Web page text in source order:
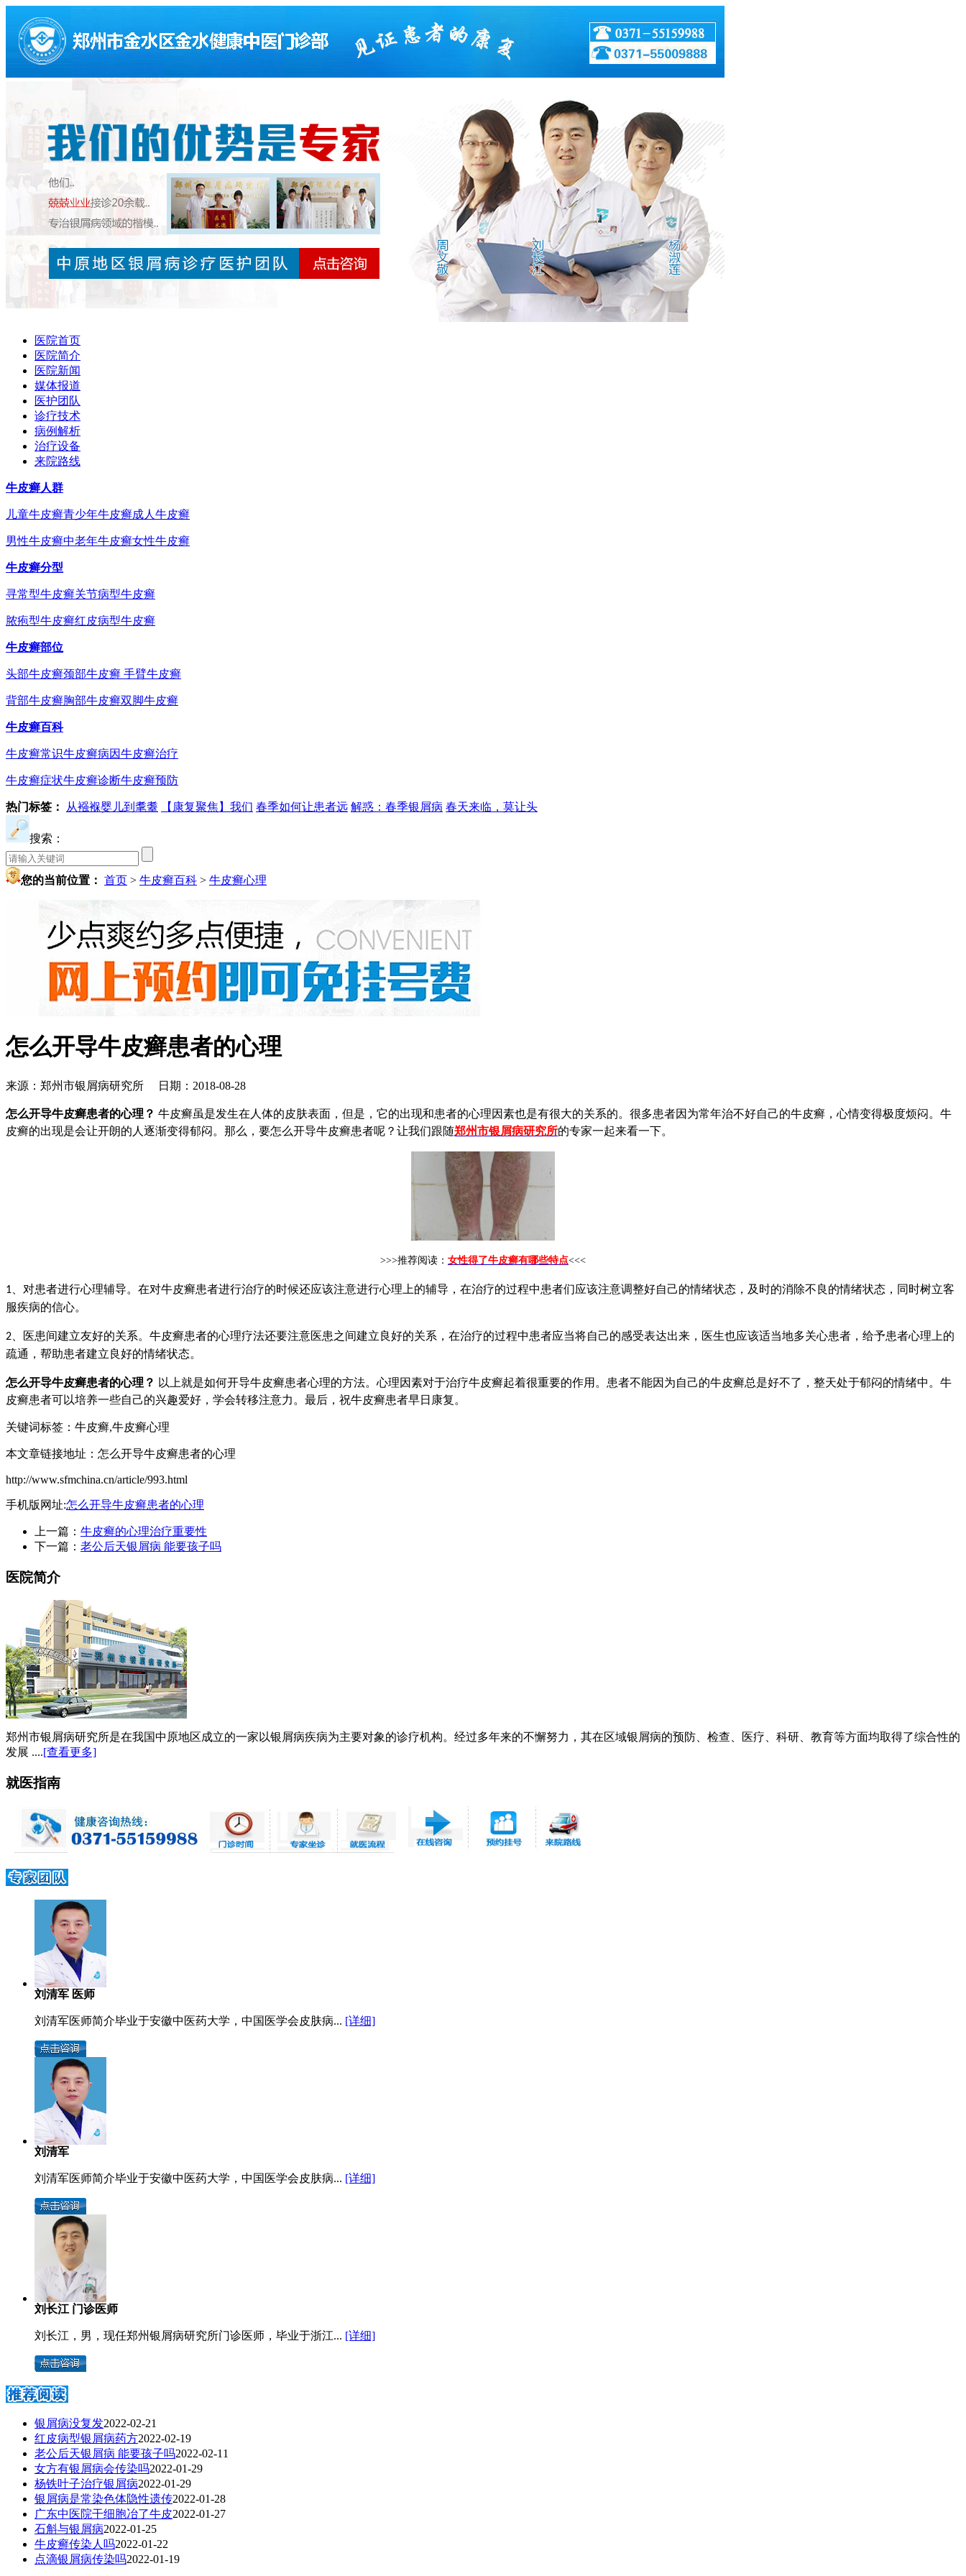
医院首页
医院简介
医院新闻
媒体报道
医护团队
诊疗技术
病例解析
治疗设备
来院路线
牛皮癣人群
儿童牛皮癣青少年牛皮癣成人牛皮癣
男性牛皮癣中老年牛皮癣女性牛皮癣
牛皮癣分型
寻常型牛皮癣关节病型牛皮癣
脓疱型牛皮癣红皮病型牛皮癣
牛皮癣部位
头部牛皮癣颈部牛皮癣 手臂牛皮癣
背部牛皮癣胸部牛皮癣双脚牛皮癣
牛皮癣百科
牛皮癣常识牛皮癣病因牛皮癣治疗
牛皮癣症状牛皮癣诊断牛皮癣预防
热门标签： 从襁褓婴儿到耄耋 【康复聚焦】我们 春季如何让患者远 解惑：春季银屑病 春天来临，莫让头
搜索：
您的当前位置： 首页 > 牛皮癣百科 > 牛皮癣心理
怎么开导牛皮癣患者的心理
来源：郑州市银屑病研究所 日期：2018-08-28
怎么开导牛皮癣患者的心理？ 牛皮癣虽是发生在人体的皮肤表面，但是，它的出现和患者的心理因素也是有很大的关系的。很多患者因为常年治不好自己的牛皮癣，心情变得极度烦闷。牛
皮癣的出现是会让开朗的人逐渐变得郁闷。那么，要怎么开导牛皮癣患者呢？让我们跟随郑州市银屑病研究所的专家一起来看一下。
>>>推荐阅读： 女性得了牛皮癣有哪些特点<<<
1、 对患者进行心理辅导。 在对牛皮癣患者进行治疗的时候还应该注意进行心理上的辅导，在治疗的过程中患者们应该注意调整好自己的情绪状态，及时的消除不良的情绪状态，同时树立客
服疾病的信心。
2、 医患间建立友好的关系。 牛皮癣患者的心理疗法还要注意医患之间建立良好的关系，在治疗的过程中患者应当将自己的感受表达出来，医生也应该适当地多关心患者，给予患者心理上的
疏通，帮助患者建立良好的情绪状态。
怎么开导牛皮癣患者的心理？ 以上就是如何开导牛皮癣患者心理的方法。心理因素对于治疗牛皮癣起着很重要的作用。患者不能因为自己的牛皮癣总是好不了，整天处于郁闷的情绪中。牛
皮癣患者可以培养一些自己的兴趣爱好，学会转移注意力。最后，祝牛皮癣患者早日康复。
关键词标签：牛皮癣,牛皮癣心理
本文章链接地址：怎么开导牛皮癣患者的心理
http://www.sfmchina.cn/article/993.html
手机版网址:怎么开导牛皮癣患者的心理
上一篇： 牛皮癣的心理治疗重要性
下一篇： 老公后天银屑病 能要孩子吗
医院简介
郑州市银屑病研究所是在我国中原地区成立的一家以银屑病疾病为主要对象的诊疗机构。经过多年来的不懈努力，其在区域银屑病的预防、检查、医疗、科研、教育等方面均取得了综合性的
发展 ....[查看更多]
就医指南
刘清军 医师
刘清军医师简介毕业于安徽中医药大学，中国医学会皮肤病... [详细]
刘清军
刘清军医师简介毕业于安徽中医药大学，中国医学会皮肤病... [详细]
刘长江 门诊医师
刘长江，男，现任郑州银屑病研究所门诊医师，毕业于浙江... [详细]
银屑病没复发2022-02-21
红皮病型银屑病药方2022-02-19
老公后天银屑病 能要孩子吗2022-02-11
女方有银屑病会传染吗2022-01-29
杨铁叶子治疗银屑病2022-01-29
银屑病是常染色体隐性遗传2022-01-28
广东中医院干细胞冶了牛皮2022-01-27
石斛与银屑病2022-01-25
牛皮癣传染人吗2022-01-22
点滴银屑病传染吗2022-01-19